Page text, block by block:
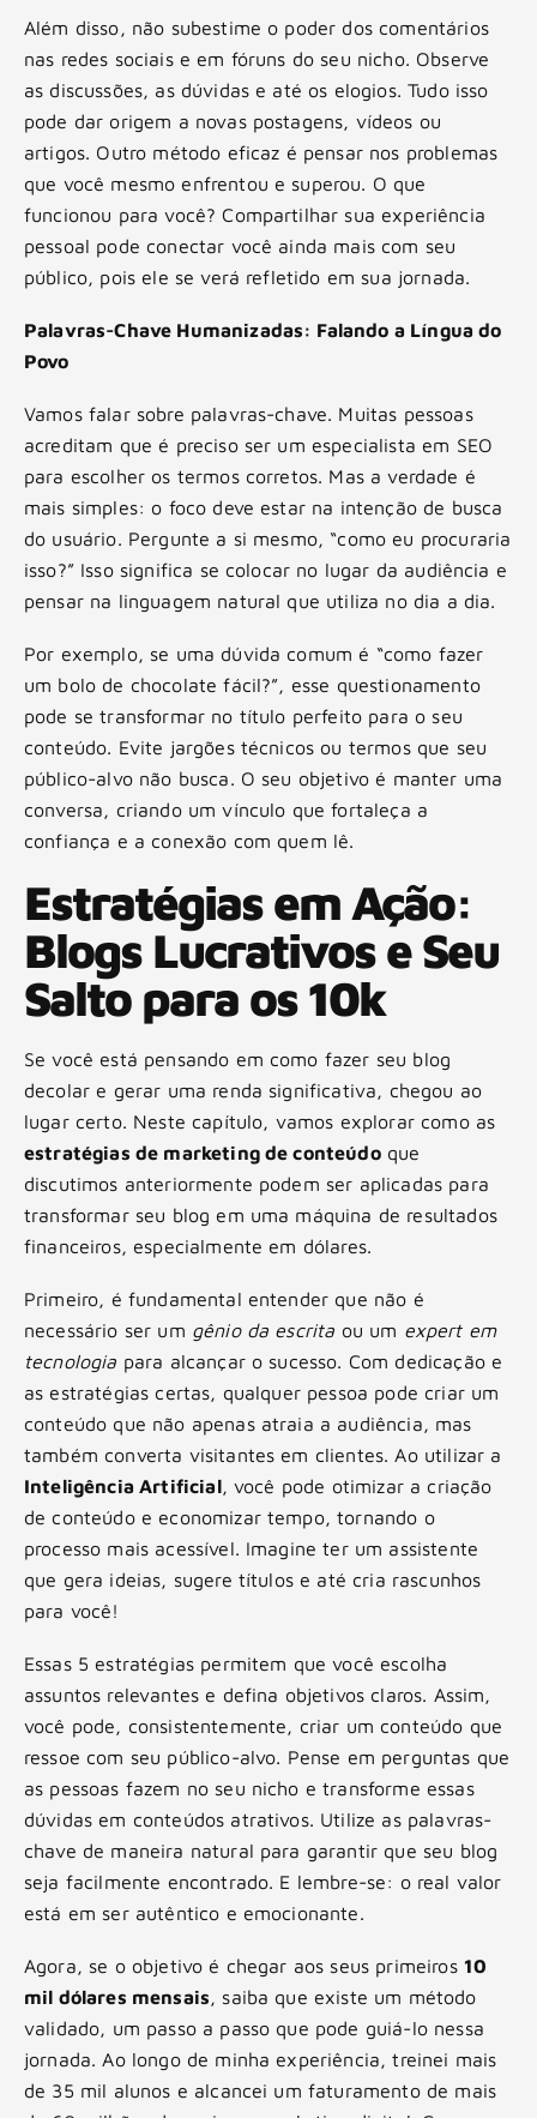
Além disso, não subestime o poder dos comentários
nas redes sociais e em fóruns do seu nicho. Observe
as discussões, as dúvidas e até os elogios. Tudo isso
pode dar origem a novas postagens, vídeos ou
artigos. Outro método eficaz é pensar nos problemas
que você mesmo enfrentou e superou. O que
funcionou para você? Compartilhar sua experiência
pessoal pode conectar você ainda mais com seu
público, pois ele se verá refletido em sua jornada.
Palavras-Chave Humanizadas: Falando a Língua do
Povo
Vamos falar sobre palavras-chave. Muitas pessoas
acreditam que é preciso ser um especialista em SEO
para escolher os termos corretos. Mas a verdade é
mais simples: o foco deve estar na intenção de busca
do usuário. Pergunte a si mesmo, “como eu procuraria
isso?” Isso significa se colocar no lugar da audiência e
pensar na linguagem natural que utiliza no dia a dia.
Por exemplo, se uma dúvida comum é “como fazer
um bolo de chocolate fácil?”, esse questionamento
pode se transformar no título perfeito para o seu
conteúdo. Evite jargões técnicos ou termos que seu
público-alvo não busca. O seu objetivo é manter uma
conversa, criando um vínculo que fortaleça a
confiança e a conexão com quem lê.
Estratégias em Ação:
Blogs Lucrativos e Seu
Salto para os 10k
Se você está pensando em como fazer seu blog
decolar e gerar uma renda significativa, chegou ao
lugar certo. Neste capítulo, vamos explorar como as
estratégias de marketing de conteúdoque
discutimos anteriormente podem ser aplicadas para
transformar seu blog em uma máquina de resultados
financeiros, especialmente em dólares.
Primeiro, é fundamental entender que não é
necessário ser um gênio da escrita ou um expert em
tecnologia para alcançar o sucesso. Com dedicação e
as estratégias certas, qualquer pessoa pode criar um
conteúdo que não apenas atraia a audiência, mas
também converta visitantes em clientes. Ao utilizar a
Inteligência Artificial, você pode otimizar a criação
de conteúdo e economizar tempo, tornando o
processo mais acessível. Imagine ter um assistente
que gera ideias, sugere títulos e até cria rascunhos
para você!
Essas 5 estratégias permitem que você escolha
assuntos relevantes e defina objetivos claros. Assim,
você pode, consistentemente, criar um conteúdo que
ressoe com seu público-alvo. Pense em perguntas que
as pessoas fazem no seu nicho e transforme essas
dúvidas em conteúdos atrativos. Utilize as palavras-
chave de maneira natural para garantir que seu blog
seja facilmente encontrado. E lembre-se: o real valor
está em ser autêntico e emocionante.
Agora, se o objetivo é chegar aos seus primeiros 10
mil dólares mensais, saiba que existe um método
validado, um passo a passo que pode guiá-lo nessa
jornada. Ao longo de minha experiência, treinei mais
de 35 mil alunos e alcancei um faturamento de mais